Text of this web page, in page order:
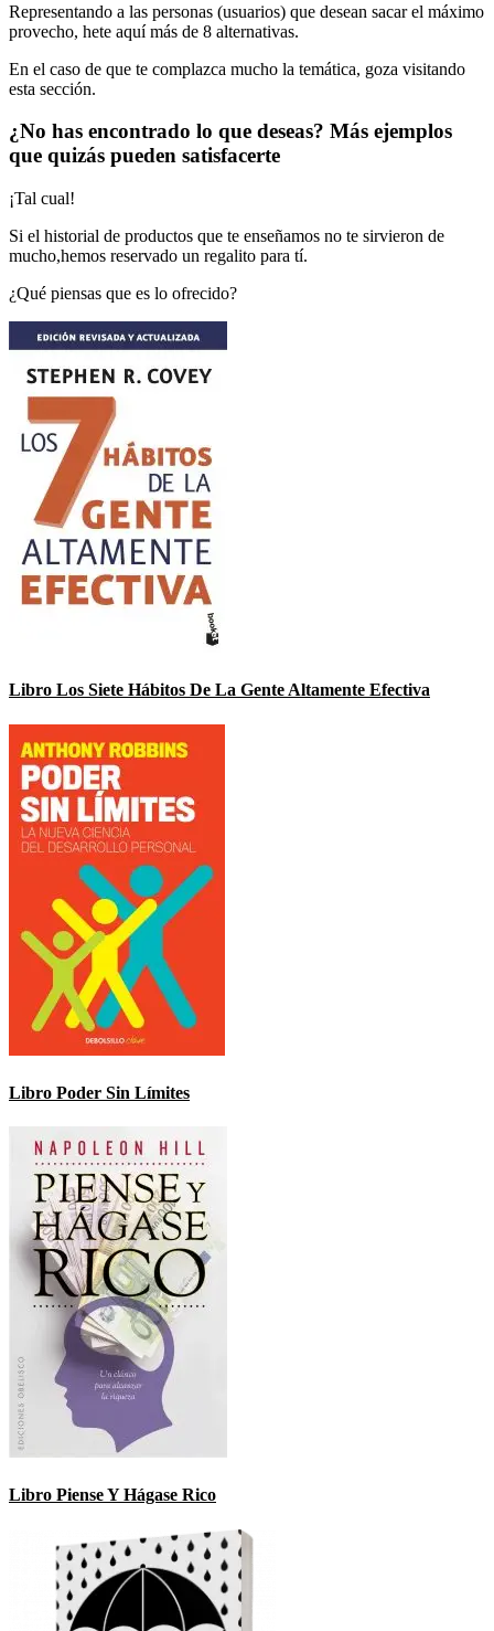
Representando a las personas (usuarios) que desean sacar el máximo
provecho, hete aquí más de 8 alternativas.
En el caso de que te complazca mucho la temática, goza visitando
esta sección.
¿No has encontrado lo que deseas? Más ejemplos
que quizás pueden satisfacerte
¡Tal cual!
Si el historial de productos que te enseñamos no te sirvieron de
mucho,hemos reservado un regalito para tí.
¿Qué piensas que es lo ofrecido?
Libro Los Siete Hábitos De La Gente Altamente Efectiva
Libro Poder Sin Límites
Libro Piense Y Hágase Rico